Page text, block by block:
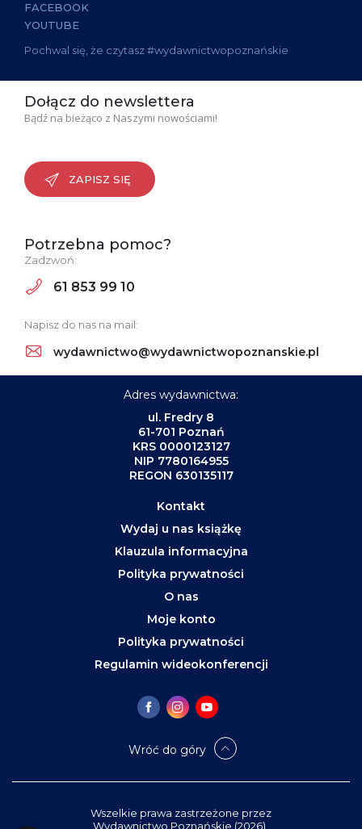
FACEBOOK
YOUTUBE
Pochwal się, że czytasz #wydawnictwopoznańskie
Dołącz do newslettera
Bądź na bieżąco z Naszymi nowościami!
ZAPISZ SIĘ
Potrzebna pomoc?
Zadzwoń:
61 853 99 10
Napisz do nas na mail:
wydawnictwo@wydawnictwopoznanskie.pl
Adres wydawnictwa:
ul. Fredry 8
61-701 Poznań
KRS 0000123127
NIP 7780164955
REGON 630135117
Kontakt
Wydaj u nas książkę
Klauzula informacyjna
Polityka prywatności
O nas
Moje konto
Polityka prywatności
Regulamin wideokonferencji
Wróć do góry
Wszelkie prawa zastrzeżone przez
Wydawnictwo Poznańskie (2026).